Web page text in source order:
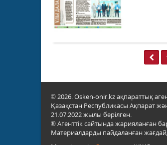
© 2026. Osken-onir.kz ақпараттық
Қазақстан Республикасы Ақпарат
21.07.2022 жылы берілген.
® Агенттік сайтында жарияланған
Материалдарды пайдаланған